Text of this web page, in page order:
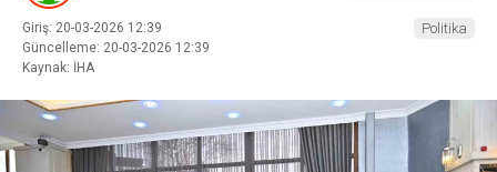
Giriş: 20-03-2026 12:39
Güncelleme: 20-03-2026 12:39
Kaynak: İHA
Politika